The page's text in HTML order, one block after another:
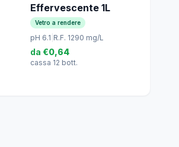
Effervescente 1L
Vetro a rendere
pH 6.1 R.F. 1290 mg/L
da €0,64
cassa 12 bott.